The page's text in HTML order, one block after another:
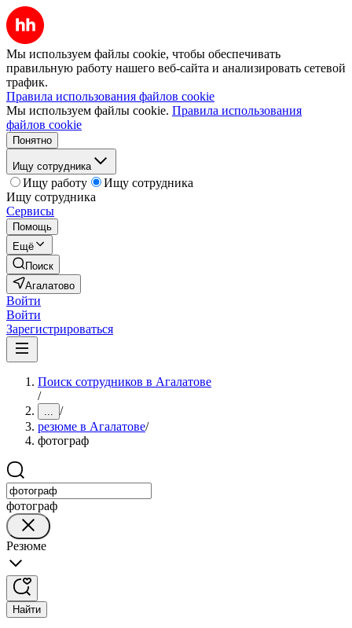
Мы используем файлы cookie, чтобы обеспечивать
правильную работу нашего веб-сайта и анализировать сетевой
трафик.
Правила использования файлов cookie
Мы используем файлы cookie. Правила использования
файлов cookie
Понятно
Ищу сотрудника
Ищу работу
Ищу сотрудника
Ищу сотрудника
Сервисы
Помощь
Ещё
Поиск
Агалатово
Войти
Войти
Зарегистрироваться
Поиск сотрудников в Агалатове
/
... /
резюме в Агалатове/
фотограф
фотограф
Резюме
Найти